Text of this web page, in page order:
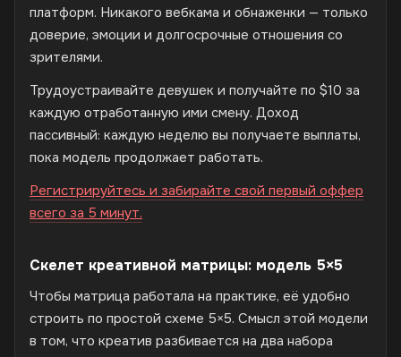
платформ. Никакого вебкама и обнаженки — только
доверие, эмоции и долгосрочные отношения со
зрителями.
Трудоустраивайте девушек и получайте по $10 за
каждую отработанную ими смену. Доход
пассивный: каждую неделю вы получаете выплаты,
пока модель продолжает работать.
Регистрируйтесь и забирайте свой первый оффер
всего за 5 минут.
Скелет креативной матрицы: модель 5×5
Чтобы матрица работала на практике, её удобно
строить по простой схеме 5×5. Смысл этой модели
в том, что креатив разбивается на два набора